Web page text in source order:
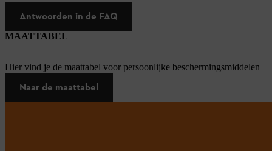
Antwoorden in de FAQ
MAATTABEL
Hier vind je de maattabel voor persoonlijke beschermingsmiddelen
Naar de maattabel